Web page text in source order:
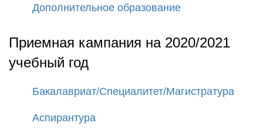
Дополнительное образование
Приемная кампания на 2020/2021
учебный год
Бакалавриат/Специалитет/Магистратура
Аспирантура